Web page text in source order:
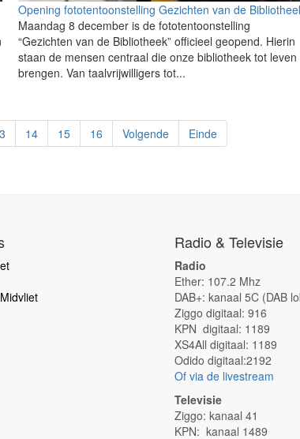
Opening fototentoonstelling Gezichten van de
Maandag 8 december is de fototentoonstelling
“Gezichten van de Bibliotheek” officieel geopend. Hierin
staan de mensen centraal die onze bibliotheek tot leven
brengen. Van taalvrijwilligers tot...
14 15 16 Volgende Einde
Radio & Televisie
Radio
Ether: 107.2 Mhz
DAB+: kanaal 5C (DAB
Ziggo digitaal: 916
KPN digitaal: 1189
XS4All digitaal: 1189
Odido digitaal:2192
Of via de livestream
Televisie
Ziggo: kanaal 41
KPN: kanaal 1489